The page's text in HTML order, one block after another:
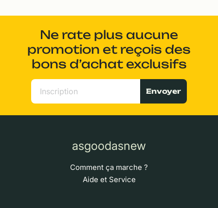
Ne rate plus aucune
promotion et reçois des
bons d’achat exclusifs
Envoyer
asgoodasnew
Comment ça marche ?
Aide et Service